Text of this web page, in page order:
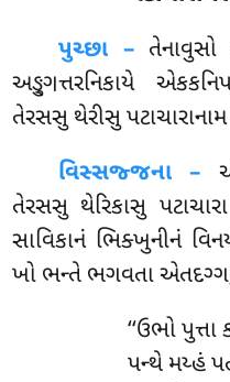
પુચ્છા –તેનાવુસો
અઙ્ગુત્તરનિકાયે
તેરસસુ થેરીસુ
વિસ્સજ્જના –
તેરસસુ થેરિકાસુ
સાવિકાનં ભિક્ખુનીનં
ખો ભન્તે ભગવતા
‘‘ઉભો પુત્તા
પન્થે મય્હં